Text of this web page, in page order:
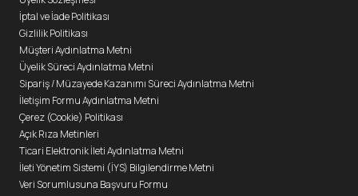
İptal ve İade Politikası
Gizlilik Politikası
Müşteri Aydınlatma Metni
Üyelik Süreci Aydınlatma Metni
Sipariş / Müzayede Kazanımı Süreci Aydınlatma Metni
İletişim Formu Aydınlatma Metni
Çerez (Cookie) Politikası
Açık Rıza Metinleri
Ticari Elektronik İleti Aydınlatma Metni
İleti Yönetim Sistemi (İYS) Bilgilendirme Metni
Veri Sorumlusuna Başvuru Formu